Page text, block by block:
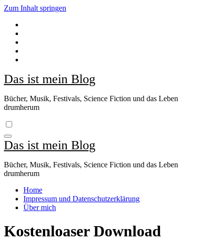
Zum Inhalt springen
Das ist mein Blog
Bücher, Musik, Festivals, Science Fiction und das Leben
drumherum
Das ist mein Blog
Bücher, Musik, Festivals, Science Fiction und das Leben
drumherum
Home
Impressum und Datenschutzerklärung
Über mich
Kostenloaser Download